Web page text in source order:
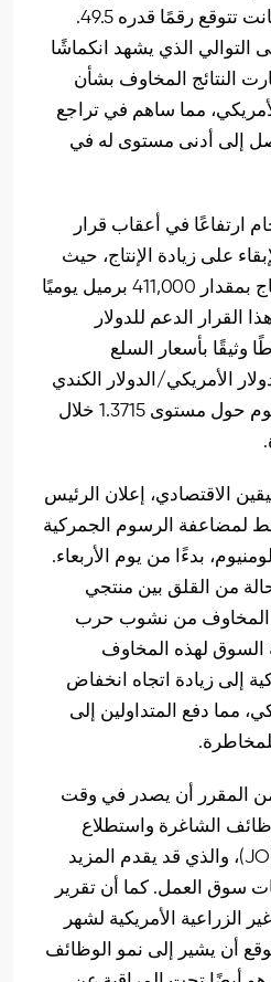
يقل عن التوقعات التي كانت تتوقع رقمًا قدره 49.5.
التوالي الذي يشهد انكماشًا
النتائج المخاوف بشأن
مما ساهم في تراجع
وصل إلى أدنى مستوى له في
ارتفاعًا في أعقاب قرار
على زيادة الإنتاج، حيث
من المقرر أن يرتفع الإنتاج بمقدار 411,000 برميل يوميًا
القرار الدعم للدولار
وثيقًا بأسعار السلع
الأمريكي/الدولار الكندي
تداولات دفاعية، حيث يحوم حول مستوى 1.3715 خلال
الاقتصادي، إعلان الرئيس
لمضاعفة الرسوم الجمركية
بدءًا من يوم الأربعاء.
من القلق بين منتجي
المخاوف من نشوب حرب
السوق لهذه المخاوف
إلى زيادة اتجاه انخفاض
مما دفع المتداولين إلى
من المقرر أن يصدر في وقت
الشاغرة واستطلاع
معدل دوران العمالة (JOLTs)، والذي قد يقدم المزيد
سوق العمل. كما أن تقرير
الزراعية الأمريكية لشهر
أن يشير إلى نمو الوظائف